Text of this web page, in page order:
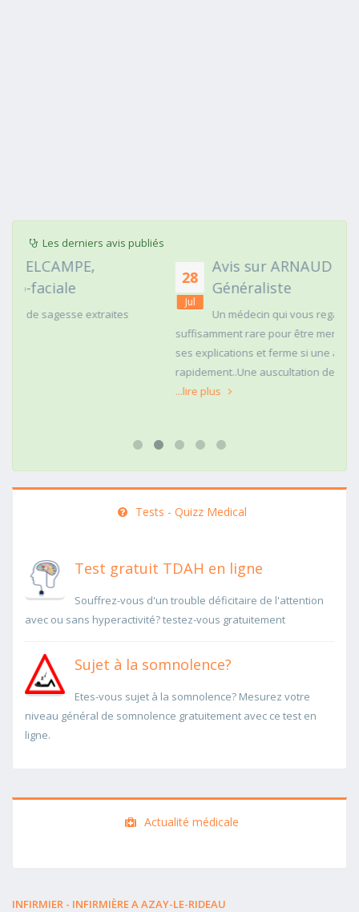
Les derniers avis publiés
28
Avis sur ARNAUD FAURIE, Médecin
Un médecin qui vous regarde dans les yeux c'est
suffisamment rare pour être mentionné. Posé,clair dans
ses explications et ferme si une action doit être menée
rapidement..Une auscultation de bas
Tests - Quizz Medical
Test gratuit TDAH en ligne
Souffrez-vous d'un trouble déficitaire de l'attention
avec ou sans hyperactivité? testez-vous gratuitement
Sujet à la somnolence?
Etes-vous sujet à la somnolence? Mesurez votre
niveau général de somnolence gratuitement avec ce test en
ligne.
Actualité médicale
INFIRMIER - INFIRMIÈRE A AZAY-LE-RIDEAU